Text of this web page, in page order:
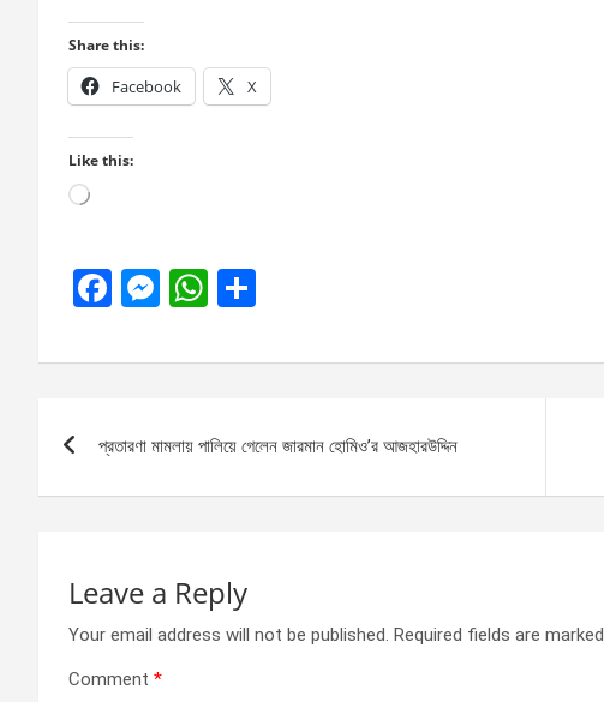
Share this:
Facebook X
Like this:
Loading…
F
ce
o
M
se
g
W
at
A
ar
navigation
প্রতারণা মামলায় পালিয়ে গেলেন জারমান হোমিও’র আজহারউদ্দিন
Leave a Reply
Your email address will not be published. Required fields are marked
Comment *